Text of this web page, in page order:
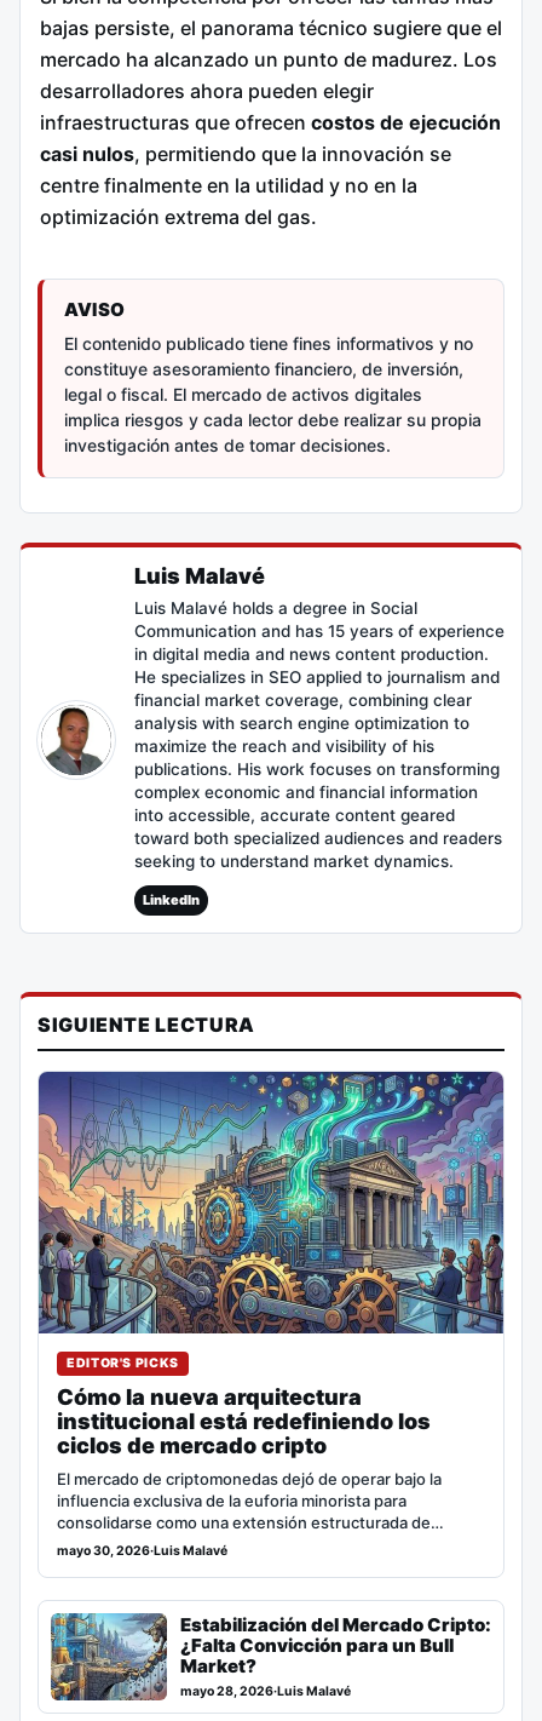
bajas persiste, el panorama técnico sugiere que el
mercado ha alcanzado un punto de madurez. Los
desarrolladores ahora pueden elegir
infraestructuras que ofrecen costos de ejecución
casi nulos, permitiendo que la innovación se
centre finalmente en la utilidad y no en la
optimización extrema del gas.
AVISO
El contenido publicado tiene fines informativos y no
constituye asesoramiento financiero, de inversión,
legal o fiscal. El mercado de activos digitales
implica riesgos y cada lector debe realizar su propia
investigación antes de tomar decisiones.
Luis Malavé
Luis Malavé holds a degree in Social
Communication and has 15 years of experience
in digital media and news content production.
He specializes in SEO applied to journalism and
financial market coverage, combining clear
analysis with search engine optimization to
maximize the reach and visibility of his
publications. His work focuses on transforming
complex economic and financial information
into accessible, accurate content geared
toward both specialized audiences and readers
seeking to understand market dynamics.
LinkedIn
SIGUIENTE LECTURA
EDITOR'S PICKS
Cómo la nueva arquitectura
institucional está redefiniendo los
ciclos de mercado cripto
El mercado de criptomonedas dejó de operar bajo la
influencia exclusiva de la euforia minorista para
consolidarse como una extensión estructurada de…
mayo 30, 2026·Luis Malavé
Estabilización del Mercado Cripto:
¿Falta Convicción para un Bull
Market?
mayo 28, 2026·Luis Malavé